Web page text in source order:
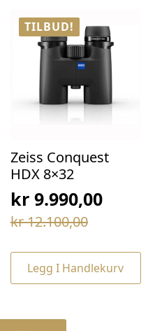
TILBUD!
Zeiss Conquest
HDX 8×32
kr12.100,00
Opprinnelig
var:
kr 12.100,00.
kr9.990,00
Nåværende
er:
kr 9.990,00.
Legg I Handlekurv